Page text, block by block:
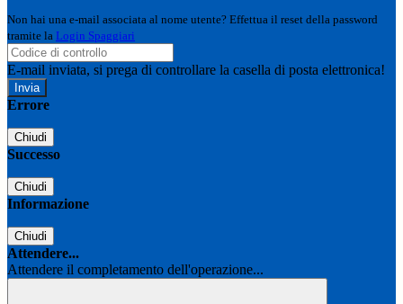
Non hai una e-mail associata al nome utente? Effettua il reset della password
tramite la Login Spaggiari
E-mail inviata, si prega di controllare la casella di posta elettronica!
Errore
Chiudi
Successo
Chiudi
Informazione
Chiudi
Attendere...
Attendere il completamento dell'operazione...